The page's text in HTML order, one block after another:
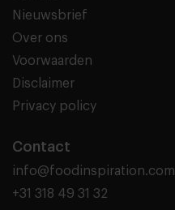
Nieuwsbrief
Over ons
Voorwaarden
Disclaimer
Privacy policy
Contact
info@foodinspiration.com
+31 318 49 31 32